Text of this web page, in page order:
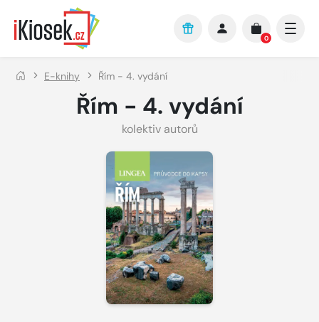
Přejít na hlavní obsah
0
E-knihy Řím - 4. vydání
Řím - 4. vydání
kolektiv autorů